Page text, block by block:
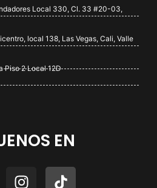
Local 330, Cl. 33 #20-03,
local 138, Las Vegas, Cali, Valle
Piso 2 Local 12D
EN